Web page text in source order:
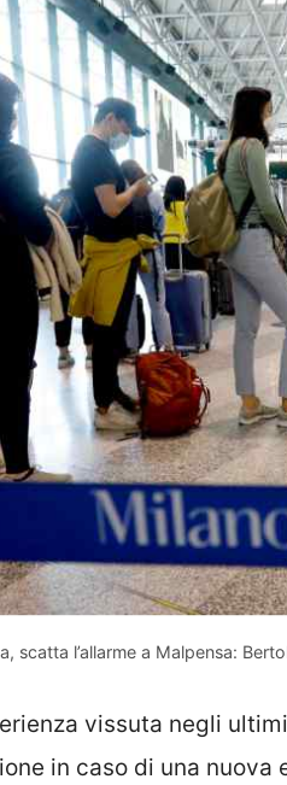
scatta l’allarme a Malpensa:
vissuta negli
in caso di una